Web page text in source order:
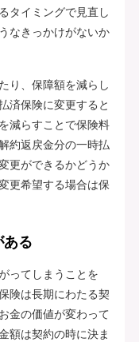
タイミングで見直し
なきっかけがないか
り、保障額を減らし
済保険に変更すると
減らすことで保険料
約返戻金分の一時払
更ができるかどうか
更希望する場合は保
ある
ってしまうことを
険は長期にわたる契
金の価値が変わって
額は契約の時に決ま